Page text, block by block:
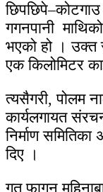
गगनपानी
भएको हो ।
एक किलोमिटर
त्यसैगरी, पोलम
कार्यलगायत
निर्माण
दिए ।
गत फागुन